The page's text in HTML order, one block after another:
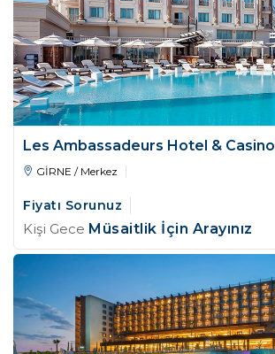
Les Ambassadeurs Hotel & Casino
GİRNE / Merkez
Fiyatı Sorunuz
Kişi Gece Müsaitlik İçin Arayınız